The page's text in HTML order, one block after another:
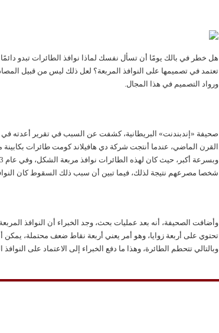
هل خطر في بالك يومًا أن تسأل نفسك لماذا نوافذ الطائرات تبدو دائمًا
تعتمد في تصميمها على النوافذ المربعة؟ لعل ذلك ليس من قبيل
ورواد التصميم في هذا المجال.
صحيفة «إندبندنت» البريطانية، كشفت عن السبب في تقرير أعدته
القرن الماضي، عندما أنتجت شركة دي هافيلاند كومت طائرات
شخصا مصرعهم نتيجة لذلك، فيما تبين أن سبب ذلك السقوط كان
وأضافت الصحيفة، أنه بعد عمليات بحث، وجد الخبراء أن النوافذ
تحتوي على أربعة زوايا، وهو أمر يعني أربعة نقاط ضعف محتملة،
وبالتالي تتحطم الطائرة، وهذا ما دفع الخبراء إلى الاعتماد على النوافذ